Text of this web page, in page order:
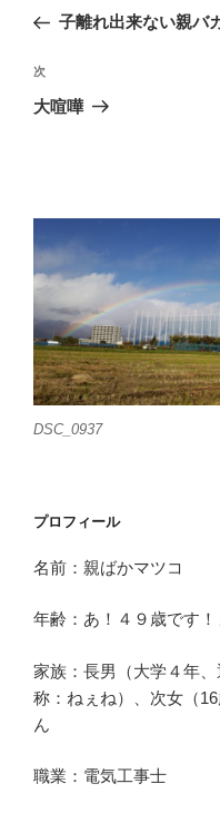
ナ
ビ
ゲ
ン
の
稿
子離れ出来ない親バ
次
の
次
大喧嘩
DSC_0937
プロフィール
名前：親ばかマツコ
年齢：あ！４９歳です
家族：長男（大学４年
称：ねぇね）、次女（
ん
職業：電気工事士